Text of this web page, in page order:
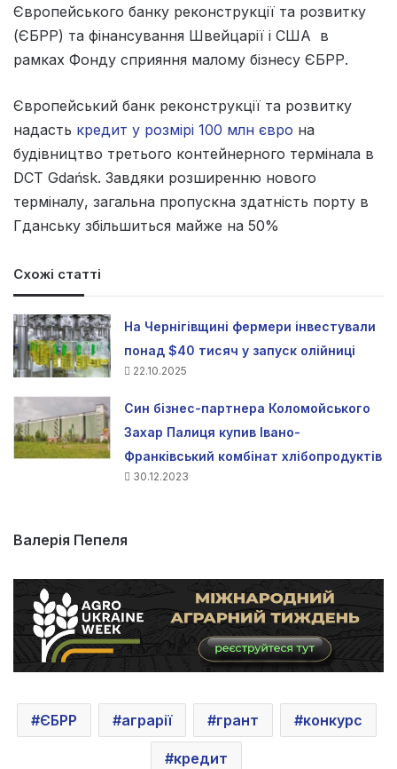
Європейського банку реконструкції та розвитку
(ЄБРР) та фінансування Швейцарії і США в
рамках Фонду сприяння малому бізнесу ЄБРР.
Європейський банк реконструкції та розвитку
надасть кредит у розмірі 100 млн євро на
будівництво третього контейнерного термінала в
DCT Gdańsk. Завдяки розширенню нового
терміналу, загальна пропускна здатність порту в
Гданську збільшиться майже на 50%
Схожі статті
На Чернігівщині фермери інвестували
понад $40 тисяч у запуск олійниці
22.10.2025
Син бізнес-партнера Коломойського
Захар Палиця купив Івано-
Франківський комбінат хлібопродуктів
30.12.2023
Валерія Пепеля
ЄБРР аграрії грант конкурс
кредит